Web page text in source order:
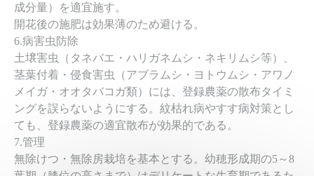
成分量）を適宜施す。
開花後の施肥は効果薄のため避ける。
6.病害虫防除
土壌害虫（タネバエ・ハリガネムシ・ネキリムシ等）、
茎葉付着・侵食害虫（アブラムシ・ヨトウムシ・アワノ
メイガ・オオタバコガ類）には、登録農薬の散布タイミ
ングを誤らないようにする。紋枯れ病やすす病対策とし
ても、登録農薬の適宜散布が効果的である。
7.管理
無除けつ・無除房栽培を基本とする。幼穂形成期の5～8